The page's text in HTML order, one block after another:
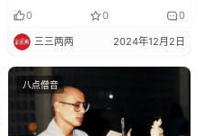
0 0 0
三三两两 2024年12月2日
八点僧音